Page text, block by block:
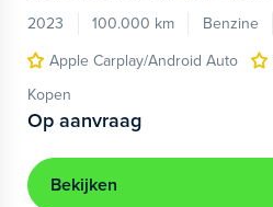
2023
100.000 km Benzine
Apple Carplay/Android Auto
Kopen
Op aanvraag
Bekijken